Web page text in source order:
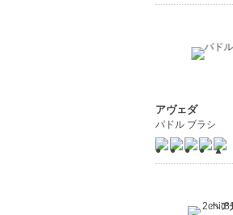
アヴェダ
パドル ブラシ